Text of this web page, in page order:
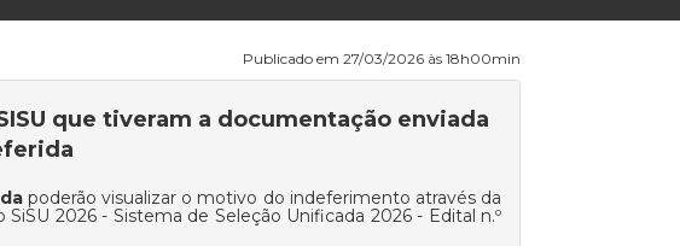
Publicado em 27/03/2026 às 18h00min
que tiveram a documentação enviada
poderão visualizar o motivo do indeferimento através da
SiSU 2026 - Sistema de Seleção Unificada 2026 - Edital n.º